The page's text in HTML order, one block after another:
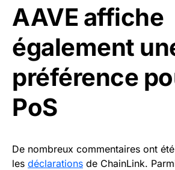
AAVE affiche
également
préférence
PoS
De nombreux commentaires ont
les déclarations de ChainLink.